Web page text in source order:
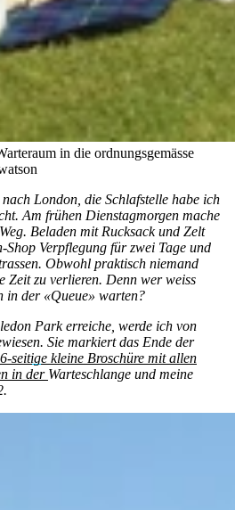
in die ordnungsgemässe
London, die Schlafstelle habe ich
Am frühen Dienstagmorgen mache
Beladen mit Rucksack und Zelt
Verpflegung für zwei Tage und
Obwohl praktisch niemand
Zeit zu verlieren. Denn wer weiss
in der «Queue» warten?
Park erreiche, werde ich von
Sie markiert das Ende der
seitige kleine Broschüre mit allen
in der Warteschlange und meine